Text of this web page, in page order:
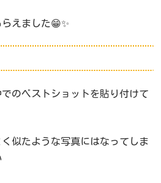
えました😁✨
のベストショットを貼り付けて
似たような写真にはなってしま